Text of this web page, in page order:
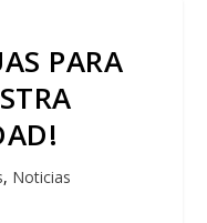
PARA
, Noticias